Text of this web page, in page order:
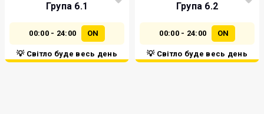
Група 6.1
00:00 - 24:00 ON
💡 Світло буде весь день
Група 6.2
00:00 - 24:00 ON
💡 Світло буде весь день